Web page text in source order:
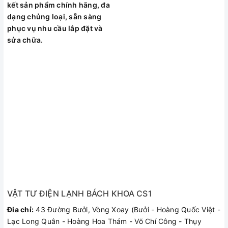
kết sản phẩm chính hãng, đa
dạng chủng loại, sẵn sàng
phục vụ nhu cầu lắp đặt và
sửa chữa.
VẬT TƯ ĐIỆN LẠNH BÁCH KHOA CS1
Đia chỉ: 43 Đường Bưởi, Vòng Xoay (Bưởi - Hoàng Quốc Việt -
Lạc Long Quân - Hoàng Hoa Thám - Võ Chí Công - Thụy